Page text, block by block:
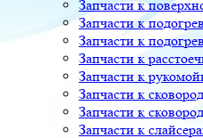
Запчасти к
Запчасти к
Запчасти к
Запчасти к
Запчасти к
Запчасти к
Запчасти к
Запчасти к